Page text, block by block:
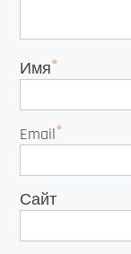
Имя*
Email*
Сайт